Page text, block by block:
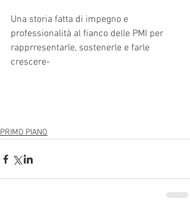
Una storia fatta di impegno e
professionalità al fianco delle PMI per
rapprresentarle, sostenerle e farle
crescere-
PRIMO PIANO